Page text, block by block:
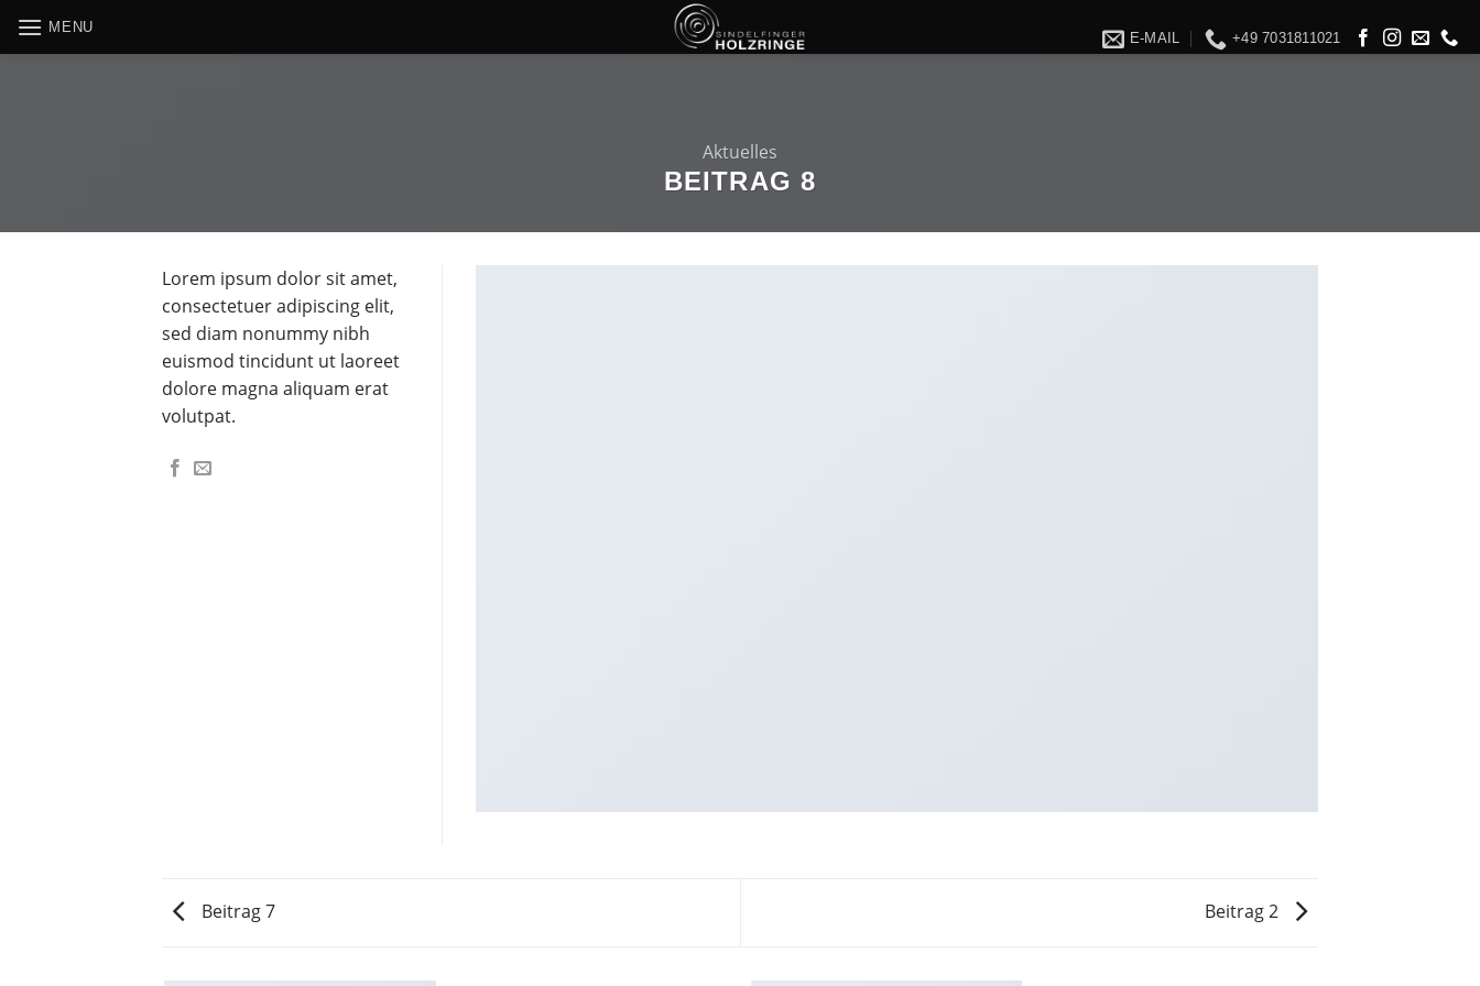
MENU
E-MAIL +49 7031811021
Aktuelles
BEITRAG 8
Lorem ipsum dolor sit amet,
consectetuer adipiscing elit,
sed diam nonummy nibh
euismod tincidunt ut laoreet
dolore magna aliquam erat
volutpat.
Beitrag 7 Beitrag 2